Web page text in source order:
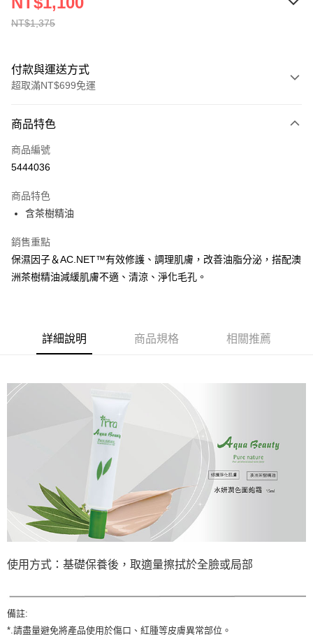
NT$1,375
付款與運送方式
超取滿NT$699免運
信用卡一次付款
超商取貨付款
街口支付
悠遊付
ATM付款
全家取貨付款
7-11取貨付款
每筆NT$60，滿NT$699(含以上)免運費
每筆NT$120，滿NT$2,000(含以上)免運費
每筆NT$300，滿NT$2,000(含以上)免運費
貨到付款
每筆NT$150，滿NT$2,000(含以上)免運費
商品特色
商品編號
5444036
商品特色
含茶樹精油
銷售重點
保濕因子＆AC.NET™有效修護、調理肌膚，改善油脂分泌，搭配澳
洲茶樹精油減緩肌膚不適、清涼、淨化毛孔。
詳細說明 商品規格 相關推薦
使用方式：基礎保養後，取適量擦拭於全臉或局部
備註:
*.請盡量避免將產品使用於傷口、紅腫等皮膚異常部位。